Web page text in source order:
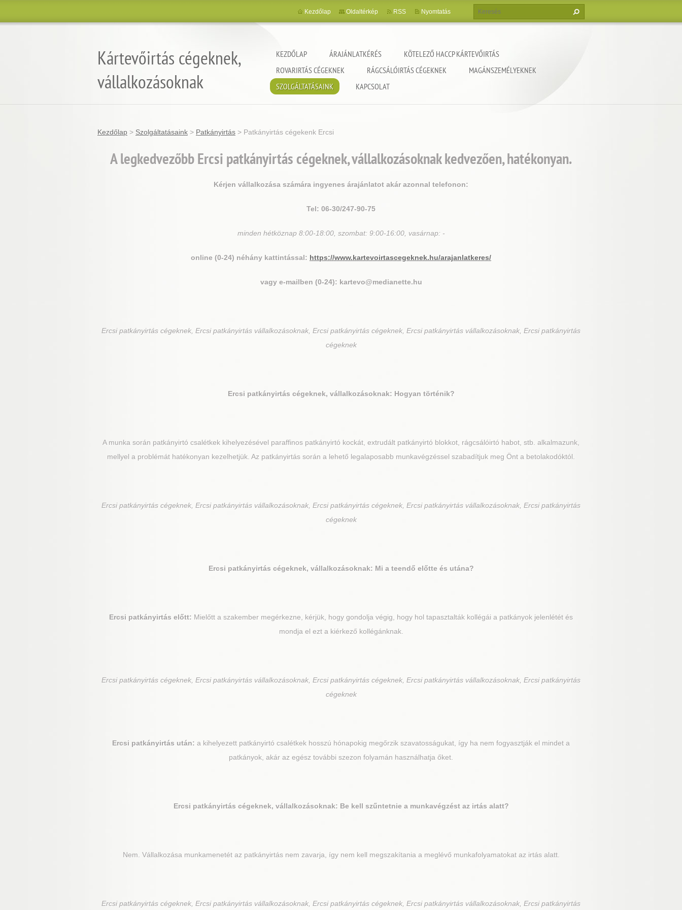
Kártevőirtás cégeknek,
vállalkozásoknak
KEZDŐLAP ÁRAJÁNLATKÉRÉS
KÖTELEZŐ HACCP KÁRTEVŐIRTÁS
ROVARIRTÁS CÉGEKNEK
RÁGCSÁLÓIRTÁS CÉGEKNEK
MAGÁNSZEMÉLYEKNEK
SZOLGÁLTATÁSAINK
KAPCSOLAT
Kezdőlap Oldaltérkép RSS Nyomtatás
Kezdőlap > Szolgáltatásaink > Patkányirtás > Patkányirtás cégekenk Ercsi
A legkedvezőbb Ercsi patkányirtás cégeknek, vállalkozásoknak kedvezően, hatékonyan.
Kérjen vállalkozása számára ingyenes árajánlatot akár azonnal telefonon:
Tel: 06-30/247-90-75
minden hétköznap 8:00-18:00, szombat: 9:00-16:00, vasárnap: -
online (0-24) néhány kattintással: https://www.kartevoirtascegeknek.hu/arajanlatkeres/
vagy e-mailben (0-24): kartevo@medianette.hu
Ercsipatkányirtás cégeknek, Ercsi patkányirtás vállalkozásoknak, Ercsi patkányirtás cégeknek, Ercsi patkányirtás vállalkozásoknak, Ercsi patkányirtás
cégeknek
Ercsi patkányirtás cégeknek, vállalkozásoknak: Hogyan történik?
A munka során patkányirtó csalétkek kihelyezésével paraffinos patkányirtó kockát, extrudált patkányirtó blokkot, rágcsálóirtó habot, stb. alkalmazunk,
mellyel a problémát hatékonyan kezelhetjük. Az patkányirtás során a lehető legalaposabb munkavégzéssel szabadítjuk meg Önt a betolakodóktól.
Ercsipatkányirtás cégeknek, Ercsi patkányirtás vállalkozásoknak, Ercsi patkányirtás cégeknek, Ercsi patkányirtás vállalkozásoknak, Ercsi patkányirtás
cégeknek
Ercsi patkányirtás cégeknek, vállalkozásoknak: Mi a teendő előtte és utána?
Ercsi patkányirtás előtt: Mielőtt a szakember megérkezne, kérjük, hogy gondolja végig, hogy hol tapasztalták kollégái a patkányok jelenlétét és
mondja el ezt a kiérkező kollégánknak.
Ercsipatkányirtás cégeknek, Ercsi patkányirtás vállalkozásoknak, Ercsi patkányirtás cégeknek, Ercsi patkányirtás vállalkozásoknak, Ercsi patkányirtás
cégeknek
Ercsi patkányirtás után: a kihelyezett patkányirtó csalétkek hosszú hónapokig megőrzik szavatosságukat, így ha nem fogyasztják el mindet a
patkányok, akár az egész további szezon folyamán használhatja őket.
Ercsi patkányirtás cégeknek, vállalkozásoknak: Be kell szűntetnie a munkavégzést az irtás alatt?
Nem. Vállalkozása munkamenetét az patkányirtás nem zavarja, így nem kell megszakítania a meglévő munkafolyamatokat az irtás alatt.
Ercsipatkányirtás cégeknek, Ercsi patkányirtás vállalkozásoknak, Ercsi patkányirtás cégeknek, Ercsi patkányirtás vállalkozásoknak, Ercsi patkányirtás